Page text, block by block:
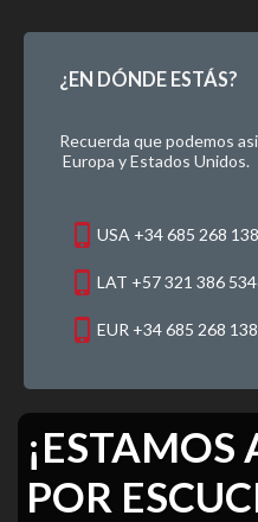
¿EN DÓNDE ESTÁS?
Recuerda que podemos
Europa y Estados Unidos.
phone_iphone USA +34 685 268 138
phone_iphone LAT +57 321 386
phone_iphone EUR +34 685 268 138
¡ESTAMOS
POR